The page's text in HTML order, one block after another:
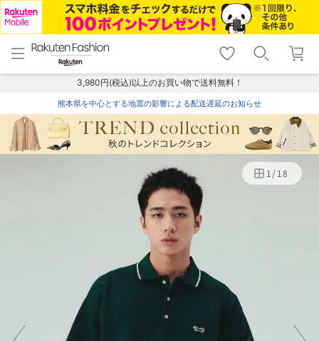
menu home
トップ
shopping_cart lock_outline
ログイン
3,980円(税込)以上のお買い物で送料無料！
熊本県を中心とする地震の影響による配送遅延のお知らせ
1/18